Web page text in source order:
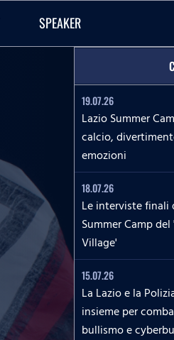
SPEAKER
19.07.26
Lazio Summer
calcio,
emozioni
18.07.26
Le interviste finali
Summer Camp
Village'
15.07.26
La Lazio e la
insieme per
bullismo e